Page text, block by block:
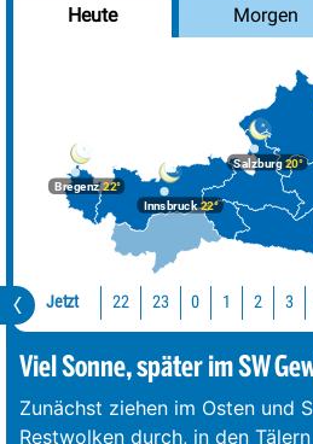
Heute Morgen
Bregenz22°
Innsbruck22°
Salzburg20°
Jetzt 22 23 0 1 2 3
Viel Sonne, später im SW
Zunächst ziehen im Osten und
Restwolken durch, in den